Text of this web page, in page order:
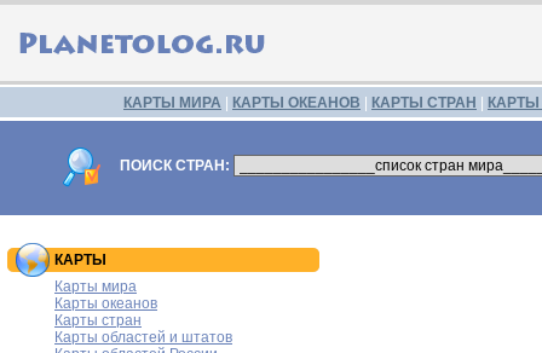
КАРТЫ МИРА КАРТЫ ОКЕАНОВ КАРТЫ СТРАН
ПОИСК СТРАН:
КАРТЫ
Карты мира
Карты океанов
Карты стран
Карты областей и штатов